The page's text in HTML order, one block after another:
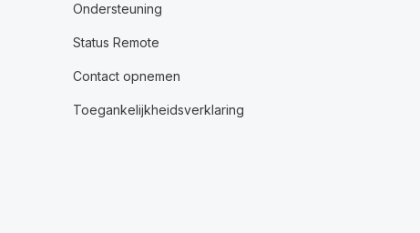
Ondersteuning
Status Remote
Contact opnemen
Toegankelijkheidsverklaring